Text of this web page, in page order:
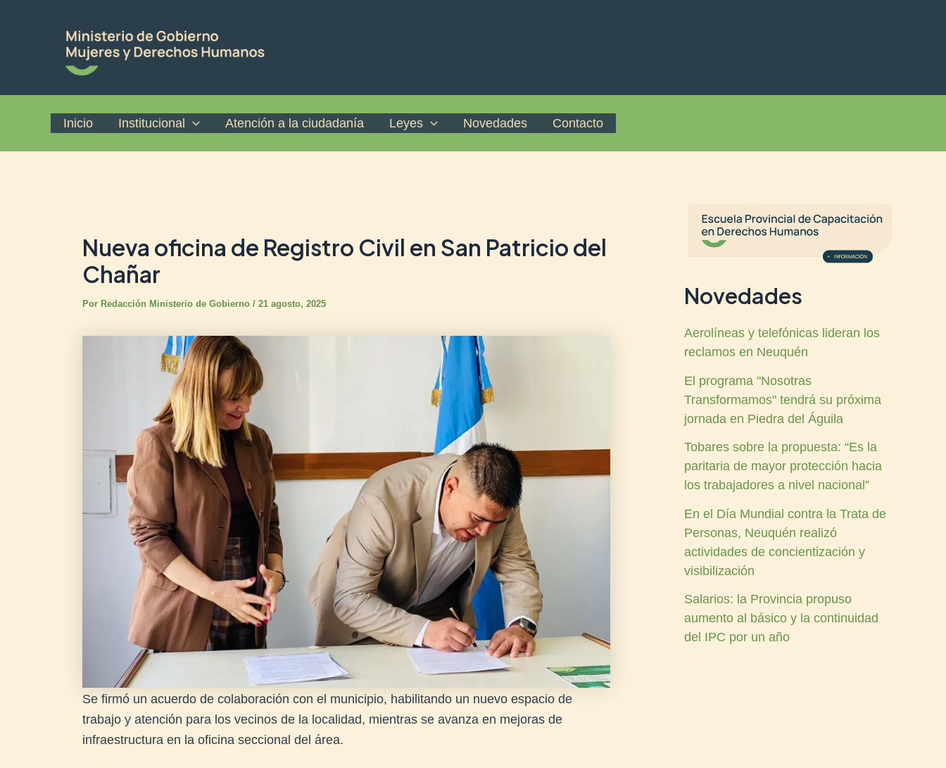
Inicio Institucional Atención a la ciudadanía Leyes Novedades Contacto
Nueva oficina de Registro Civil en San Patricio del
Chañar
Por Redacción Ministerio de Gobierno / 21 agosto, 2025
Se firmó un acuerdo de colaboración con el municipio, habilitando un nuevo espacio de
trabajo y atención para los vecinos de la localidad, mientras se avanza en mejoras de
infraestructura en la oficina seccional del área.
navigation
Novedades
Aerolíneas y telefónicas lideran los
reclamos en Neuquén
El programa "Nosotras
Transformamos" tendrá su próxima
jornada en Piedra del Águila
Tobares sobre la propuesta: “Es la
paritaria de mayor protección hacia
los trabajadores a nivel nacional”
En el Día Mundial contra la Trata de
Personas, Neuquén realizó
actividades de concientización y
visibilización
Salarios: la Provincia propuso
aumento al básico y la continuidad
del IPC por un año